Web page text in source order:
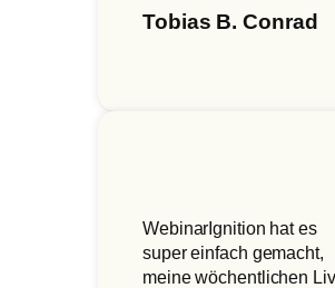
Tobias B. Conrad
WebinarIgnition hat es
super einfach gemacht,
meine wöchentlichen